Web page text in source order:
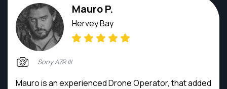
Mauro P.
Hervey Bay
Sony A7R III
Mauro is an experienced Drone Operator, that added